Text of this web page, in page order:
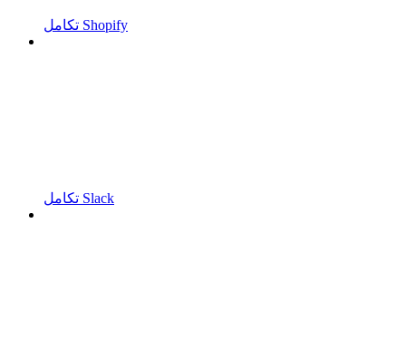
تكامل Shopify
تكامل Slack